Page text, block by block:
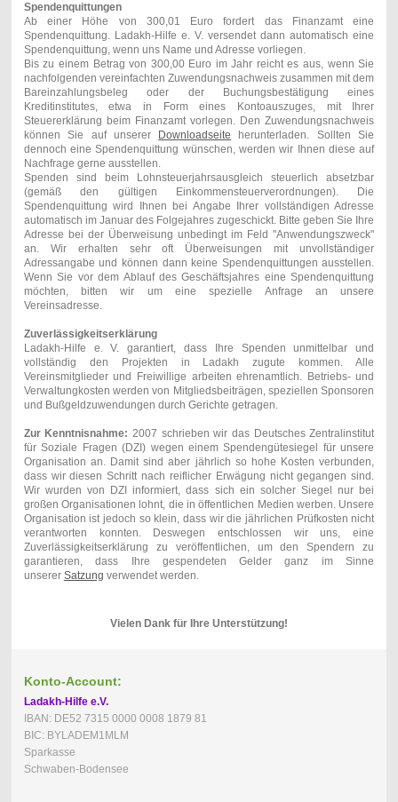
Spendenquittungen
Ab einer Höhe von 300,01 Euro fordert das Finanzamt eine
Spendenquittung. Ladakh-Hilfe e. V. versendet dann automatisch eine
Spendenquittung, wenn uns Name und Adresse vorliegen.
Bis zu einem Betrag von 300,00 Euro im Jahr reicht es aus, wenn Sie
nachfolgenden vereinfachten Zuwendungsnachweis zusammen mit dem
Bareinzahlungsbeleg oder der Buchungsbestätigung eines
Kreditinstitutes, etwa in Form eines Kontoauszuges, mit Ihrer
Steuererklärung beim Finanzamt vorlegen. Den Zuwendungsnachweis
können Sie auf unserer
Downloadseite herunterladen. Sollten Sie
dennoch eine Spendenquittung wünschen, werden wir Ihnen diese auf
Nachfrage gerne ausstellen.
Spenden sind beim Lohnsteuerjahrsausgleich steuerlich absetzbar
(gemäß den gültigen Einkommensteuerverordnungen). Die
Spendenquittung wird Ihnen bei Angabe Ihrer vollständigen Adresse
automatisch im Januar des Folgejahres zugeschickt. Bitte geben Sie Ihre
Adresse bei der Überweisung unbedingt im Feld "Anwendungszweck"
an. Wir erhalten sehr oft Überweisungen mit unvollständiger
Adressangabe und können dann keine Spendenquittungen ausstellen.
Wenn Sie vor dem Ablauf des Geschäftsjahres eine Spendenquittung
möchten, bitten wir um eine spezielle Anfrage an unsere
Vereinsadresse.
Zuverlässigkeitserklärung
Ladakh-Hilfe e. V. garantiert, dass Ihre Spenden unmittelbar und
vollständig den Projekten in Ladakh zugute kommen. Alle
Vereinsmitglieder und Freiwillige arbeiten ehrenamtlich. Betriebs- und
Verwaltungkosten werden von Mitgliedsbeiträgen, speziellen Sponsoren
und Bußgeldzuwendungen durch Gerichte getragen.
Zur Kenntnisnahme: 2007 schrieben wir das Deutsches Zentralinstitut
für Soziale Fragen (DZI) wegen einem Spendengütesiegel für unsere
Organisation an. Damit sind aber jährlich so hohe Kosten verbunden,
dass wir diesen Schritt nach reiflicher Erwägung nicht gegangen sind.
Wir wurden von DZI informiert, dass sich ein solcher Siegel nur bei
großen Organisationen lohnt, die in öffentlichen Medien werben. Unsere
Organisation ist jedoch so klein, dass wir die jährlichen Prüfkosten nicht
verantworten konnten. Deswegen entschlossen wir uns, eine
Zuverlässigkeitserklärung zu veröffentlichen, um den Spendern zu
garantieren, dass Ihre gespendeten Gelder ganz im Sinne
unserer Satzung verwendet werden.
Vielen Dank für Ihre Unterstützung!
Konto-Account:
Ladakh-Hilfe e.V.
IBAN: DE52 7315 0000 0008 1879 81
BIC: BYLADEM1MLM
Sparkasse
Schwaben-Bodensee